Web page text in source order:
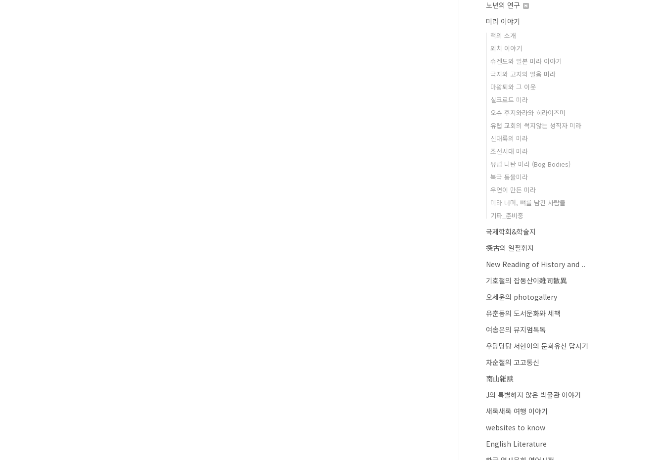
노년의 연구
미라 이야기
책의 소개
외치 이야기
슈겐도와 일본 미라 이야기
극지와 고지의 얼음 미라
마왕퇴와 그 이웃
실크로드 미라
오슈 후지와라와 히라이즈미
유럽 교회의 썩지않는 성직자 미라
신대륙의 미라
조선시대 미라
유럽 니탄 미라 (Bog Bodies)
북극 동물미라
우연이 만든 미라
미라 너머, 뼈를 남긴 사람들
기타_준비중
국제학회&학술지
探古의 일필휘지
New Reading of History and ..
기호철의 잡동산이雜同散異
오세윤의 photogallery
유춘동의 도서문화와 세책
여송은의 뮤지엄톡톡
우당당탕 서현이의 문화유산 답사기
차순철의 고고통신
南山雜談
J의 특별하지 않은 박물관 이야기
새록새록 여행 이야기
websites to know
English Literature